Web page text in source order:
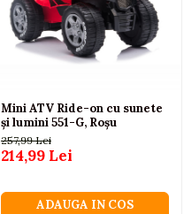
Mini ATV Ride-on cu sunete
și lumini 551-G, Roșu
257,99 Lei
214,99 Lei
ADAUGA IN COS